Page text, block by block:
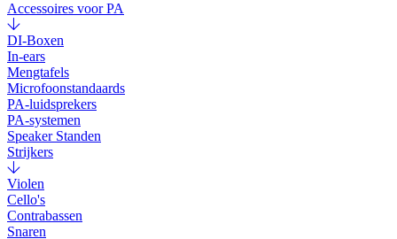
Accessoires voor PA
DI-Boxen
In-ears
Mengtafels
Microfoonstandaards
PA-luidsprekers
PA-systemen
Speaker Standen
Strijkers
Violen
Cello's
Contrabassen
Snaren